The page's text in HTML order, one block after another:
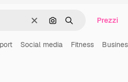
CancellaCerca per immagine
Ricerca Prezzi
Social media Fitness